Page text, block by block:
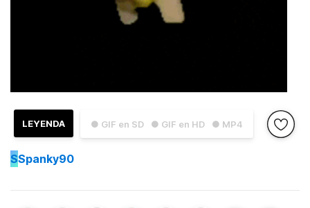
● GIF en SD ● GIF en HD ● MP4
LEYENDA
SSpanky90